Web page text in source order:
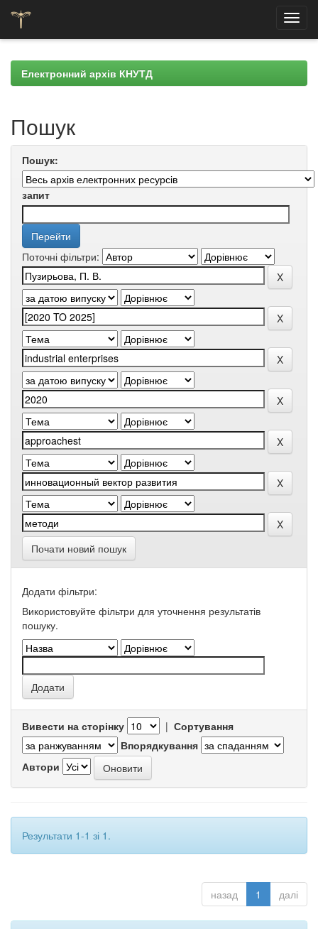
navigationЕлектронний архів КНУТД
Пошук
Пошук:
запит
Поточні фільтри:
Почати новий пошук
Додати фільтри:
Використовуйте фільтри для уточнення результатів
пошуку.
Вивести на сторінку | Сортування
Впорядкування
Автори
Результати 1-1 зі 1.
назад 1 далі